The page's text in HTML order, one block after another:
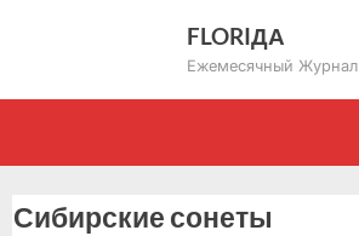
FLORIДА
Ежемесячный Журнал
Сибирские сонеты